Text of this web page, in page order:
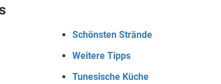
Schönsten Strände
Weitere Tipps
Tunesische Küche